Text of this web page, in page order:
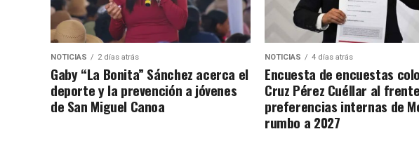
NOTICIAS 2 días atrás
Gaby “La Bonita” Sánchez acerca el
deporte y la prevención a jóvenes
de San Miguel Canoa
NOTICIAS 4 días atrás
Encuesta de encuestas
Cruz Pérez Cuéllar al
preferencias internas de
rumbo a 2027